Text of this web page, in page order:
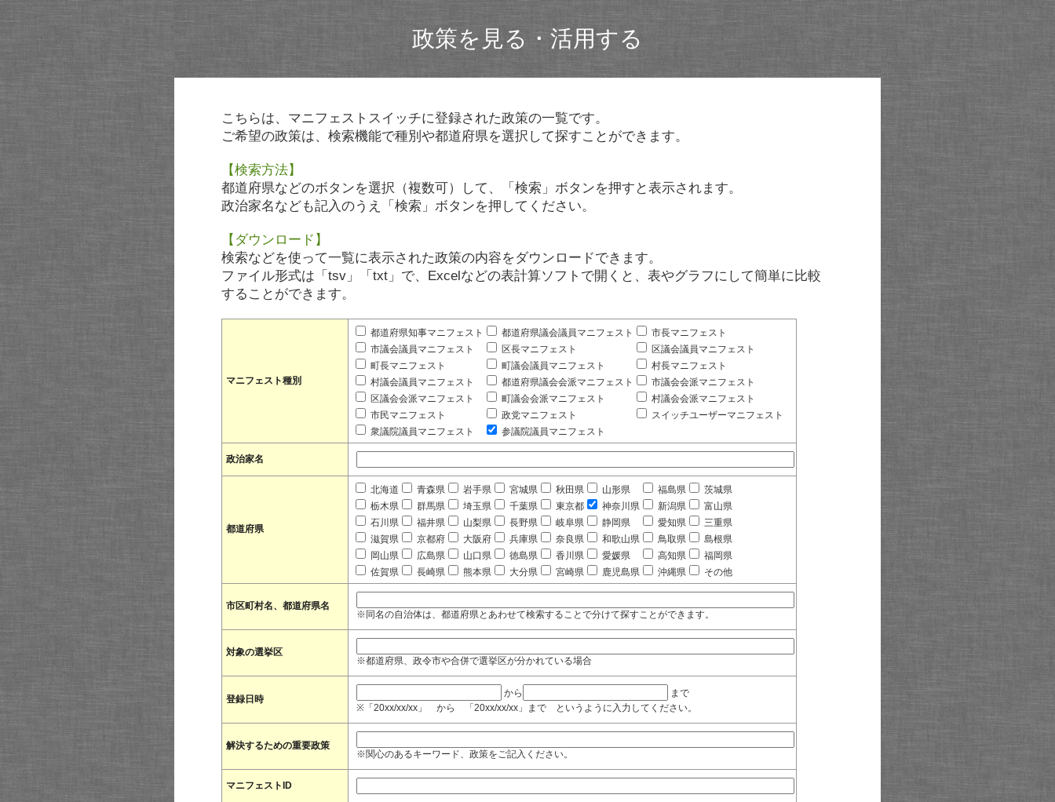
政策を見る・活用する
こちらは、マニフェストスイッチに登録された政策の一覧です。
ご希望の政策は、検索機能で種別や都道府県を選択して探すことができます。
【検索方法】
都道府県などのボタンを選択（複数可）して、「検索」ボタンを押すと表示されます。
政治家名なども記入のうえ「検索」ボタンを押してください。
【ダウンロード】
検索などを使って一覧に表示された政策の内容をダウンロードできます。
ファイル形式は「tsv」「txt」で、Excelなどの表計算ソフトで開くと、表やグラフにして簡単に比較
することができます。
マニフェスト種別
都道府県知事マニフェスト 都道府県議会議員マニフェスト
市長マニフェスト
市議会議員マニフェスト
区長マニフェスト
区議会議員マニフェスト
町長マニフェスト
町議会議員マニフェスト
村長マニフェスト
村議会議員マニフェスト
都道府県議会会派マニフェスト
市議会会派マニフェスト
区議会会派マニフェスト
町議会会派マニフェスト
村議会会派マニフェスト
市民マニフェスト
政党マニフェスト
スイッチユーザーマニフェスト
衆議院議員マニフェスト
参議院議員マニフェスト
政治家名
都道府県
北海道 青森県 岩手県 宮城県 秋田県 山形県 福島県
茨城県
栃木県
群馬県 埼玉県 千葉県 東京都 神奈川県 新潟県
富山県
石川県
福井県 山梨県 長野県 岐阜県 静岡県 愛知県
三重県
滋賀県
京都府 大阪府 兵庫県 奈良県 和歌山県 鳥取県
島根県
岡山県
広島県 山口県 徳島県 香川県 愛媛県 高知県
福岡県
佐賀県
長崎県 熊本県 大分県 宮崎県 鹿児島県 沖縄県 その他
市区町村名、都道府県名
※同名の自治体は、都道府県とあわせて検索することで分けて探すことができます。
対象の選挙区
※都道府県、政令市や合併で選挙区が分かれている場合
登録日時
から
まで
※「20xx/xx/xx」 から 「20xx/xx/xx」まで というように入力してください。
解決するための重要政策
※関心のあるキーワード、政策をご記入ください。
マニフェストID